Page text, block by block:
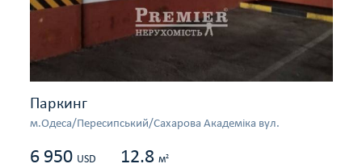
Паркинг
м.Одеса/Пересипський/Сахарова Академіка вул.
6 950 USD 12.8 м2